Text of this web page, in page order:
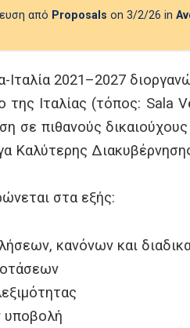
από Proposals on 3/2/26 in
2021–2027
της Ιταλίας (τόπος: Sala
σε πιθανούς
Καλύτερης
στα εξής:
κανόνων και
υποβολή